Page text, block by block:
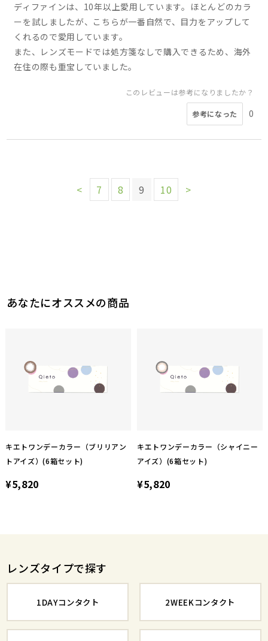
ディファインは、10年以上愛用しています。ほとんどのカラ
ーを試しましたが、こちらが一番自然で、目力をアップして
くれるので愛用しています。
また、レンズモードでは処方箋なしで購入できるため、海外
在住の際も重宝していました。
このレビューは参考になりましたか？
参考になった 0
< 7 8 9 10 >
あなたにオススメの商品
キエトワンデーカラー（ブリリアン
トアイズ）(6箱セット)
¥5,820
キエトワンデーカラー（シャイニー
アイズ）(6箱セット)
¥5,820
レンズタイプで探す
1DAYコンタクト 2WEEKコンタクト